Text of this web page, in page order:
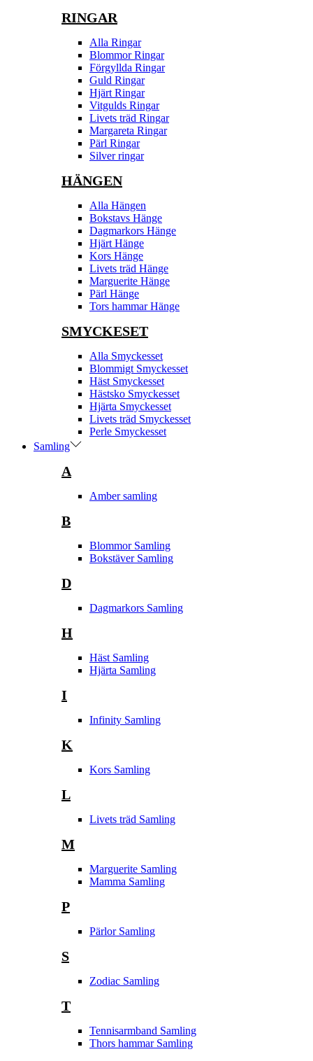
RINGAR
Alla Ringar
Blommor Ringar
Förgyllda Ringar
Guld Ringar
Hjärt Ringar
Vitgulds Ringar
Livets träd Ringar
Margareta Ringar
Pärl Ringar
Silver ringar
HÄNGEN
Alla Hängen
Bokstavs Hänge
Dagmarkors Hänge
Hjärt Hänge
Kors Hänge
Livets träd Hänge
Marguerite Hänge
Pärl Hänge
Tors hammar Hänge
SMYCKESET
Alla Smyckesset
Blommigt Smyckesset
Häst Smyckesset
Hästsko Smyckesset
Hjärta Smyckesset
Livets träd Smyckesset
Perle Smyckesset
Samling
A
Amber samling
B
Blommor Samling
Bokstäver Samling
D
Dagmarkors Samling
H
Häst Samling
Hjärta Samling
I
Infinity Samling
K
Kors Samling
L
Livets träd Samling
M
Marguerite Samling
Mamma Samling
P
Pärlor Samling
S
Zodiac Samling
T
Tennisarmband Samling
Thors hammar Samling